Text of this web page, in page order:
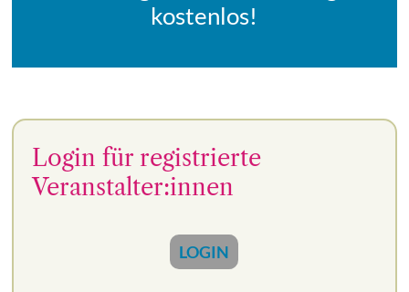
kostenlos!
Login für registrierte
Veranstalter:innen
LOGIN